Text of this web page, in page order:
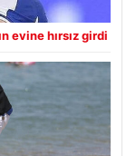
evine hırsız girdi